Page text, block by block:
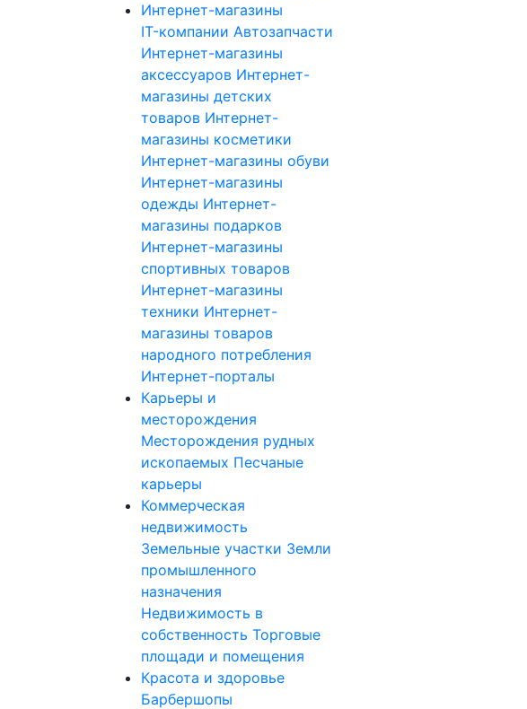
Интернет-магазины
IT-компании Автозапчасти
Интернет-магазины
аксессуаров Интернет-
магазины детских
товаров Интернет-
магазины косметики
Интернет-магазины обуви
Интернет-магазины
одежды Интернет-
магазины подарков
Интернет-магазины
спортивных товаров
Интернет-магазины
техники Интернет-
магазины товаров
народного потребления
Интернет-порталы
Карьеры и
месторождения
Месторождения рудных
ископаемых Песчаные
карьеры
Коммерческая
недвижимость
Земельные участки Земли
промышленного
назначения
Недвижимость в
собственность Торговые
площади и помещения
Красота и здоровье
Барбершопы